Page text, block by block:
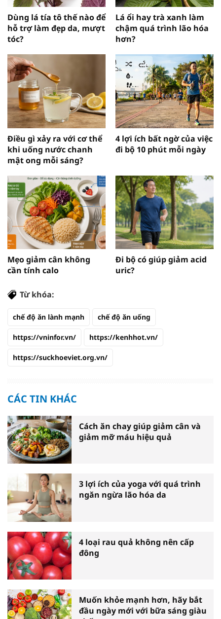
Dùng lá tía tô thế nào để
hỗ trợ làm đẹp da, mượt
tóc?
Lá ổi hay trà xanh làm
chậm quá trình lão hóa
hơn?
Điều gì xảy ra với cơ thể
khi uống nước chanh
mật ong mỗi sáng?
4 lợi ích bất ngờ của việc
đi bộ 10 phút mỗi ngày
Mẹo giảm cân không
cần tính calo
Đi bộ có giúp giảm acid
uric?
Từ khóa:
chế độ ăn lành mạnh chế độ ăn uống
https://vninfor.vn/ https://kenhhot.vn/
https://suckhoeviet.org.vn/
CÁC TIN KHÁC
Cách ăn chay giúp giảm cân và
giảm mỡ máu hiệu quả
3 lợi ích của yoga với quá trình
ngăn ngừa lão hóa da
4 loại rau quả không nên cấp
đông
Muốn khỏe mạnh hơn, hãy bắt
đầu ngày mới với bữa sáng giàu